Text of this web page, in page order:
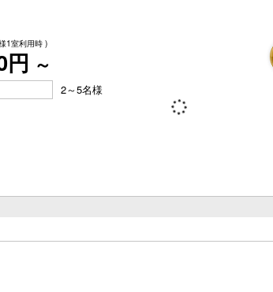
1室利用時 )
円 ～
2～5名様